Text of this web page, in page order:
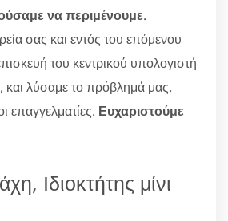
να περιμένουμε.
σας και εντός του επόμενου
του κεντρικού υπολογιστή
, και λύσαμε το πρόβλημά μας.
επαγγελματίες. Ευχαριστούμε
Ιδιοκτήτης μίνι